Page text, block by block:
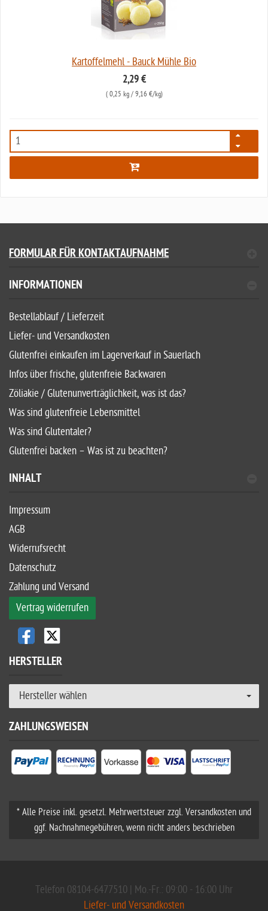
Kartoffelmehl - Bauck Mühle Bio
2,29 €
( 0,25 kg/ 9,16 €/kg)
128
FORMULAR FÜR KONTAKTAUFNAHME
INFORMATIONEN
Bestellablauf / Lieferzeit
Liefer- und Versandkosten
Glutenfrei einkaufen im Lagerverkauf in Sauerlach
Infos über frische, glutenfreie Backwaren
Zöliakie / Glutenunverträglichkeit, was ist das?
Was sind glutenfreie Lebensmittel
Was sind Glutentaler?
Glutenfrei backen – Was ist zu beachten?
INHALT
Impressum
AGB
Widerrufsrecht
Datenschutz
Zahlung und Versand
Vertrag widerrufen
HERSTELLER
Hersteller wählen
ZAHLUNGSWEISEN
* Alle Preise inkl. gesetzl. Mehrwertsteuer zzgl. Versandkosten und
ggf. Nachnahmegebühren, wenn nicht anders beschrieben
Telefon 08104-6477510 | Mo.-Fr.: 09:00 - 16:00 Uhr
Liefer- und Versandkosten